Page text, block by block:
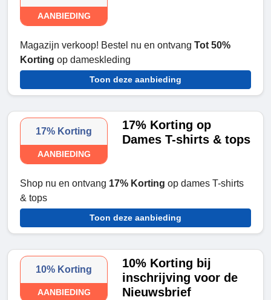
AANBIEDING
Magazijn verkoop! Bestel nu en ontvang Tot 50%
Korting op dameskleding
Toon deze aanbieding
17% Korting
AANBIEDING
17% Korting op
Dames T-shirts & tops
Shop nu en ontvang 17% Korting op dames T-shirts
& tops
Toon deze aanbieding
10% Korting
AANBIEDING
10% Korting bij
inschrijving voor de
Nieuwsbrief